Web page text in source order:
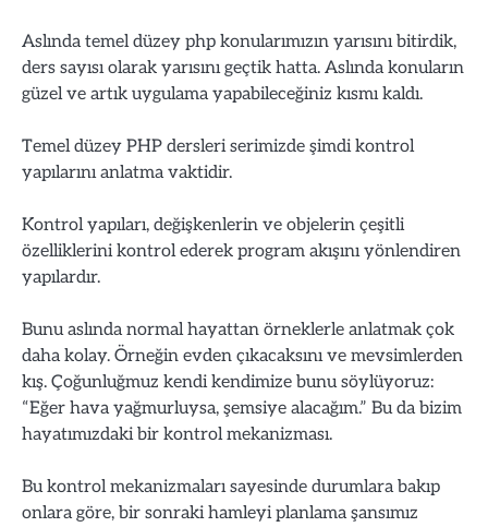
Aslında temel düzey php konularımızın yarısını bitirdik,
ders sayısı olarak yarısını geçtik hatta. Aslında konuların
güzel ve artık uygulama yapabileceğiniz kısmı kaldı.
Temel düzey PHP dersleri serimizde şimdi kontrol
yapılarını anlatma vaktidir.
Kontrol yapıları, değişkenlerin ve objelerin çeşitli
özelliklerini kontrol ederek program akışını yönlendiren
yapılardır.
Bunu aslında normal hayattan örneklerle anlatmak çok
daha kolay. Örneğin evden çıkacaksını ve mevsimlerden
kış. Çoğunluğmuz kendi kendimize bunu söylüyoruz:
“Eğer hava yağmurluysa, şemsiye alacağım.” Bu da bizim
hayatımızdaki bir kontrol mekanizması.
Bu kontrol mekanizmaları sayesinde durumlara bakıp
onlara göre, bir sonraki hamleyi planlama şansımız